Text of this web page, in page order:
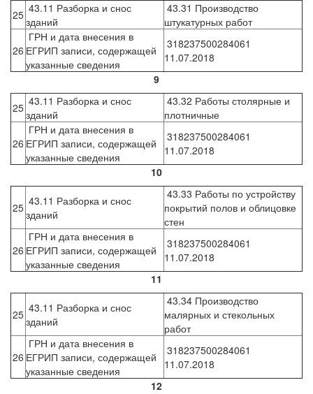
25 43.11 Разборка и снос
зданий
43.31 Производство
штукатурных работ
26
ГРН и дата внесения в
ЕГРИП записи, содержащей
указанные сведения
318237500284061
11.07.2018
9
25 43.11 Разборка и снос
зданий
43.32 Работы столярные и
плотничные
26
ГРН и дата внесения в
ЕГРИП записи, содержащей
указанные сведения
318237500284061
11.07.2018
10
25 43.11 Разборка и снос
зданий
43.33 Работы по устройству
покрытий полов и облицовке
стен
26
ГРН и дата внесения в
ЕГРИП записи, содержащей
указанные сведения
318237500284061
11.07.2018
11
25 43.11 Разборка и снос
зданий
43.34 Производство
малярных и стекольных
работ
26
ГРН и дата внесения в
ЕГРИП записи, содержащей
указанные сведения
318237500284061
11.07.2018
12